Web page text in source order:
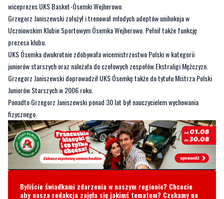
prezesa klubu.
UKS Ósemka dwukrotnie zdobywała wicemistrzostwo Polski w kategorii
juniorów starszych oraz należała do czołowych zespołów Ekstraligi Mężczyzn.
Grzegorz Janiszewski doprowadził UKS Ósemkę także do tytułu Mistrza Polski
Juniorów Starszych w 2006 roku.
Ponadto Grzegorz Janiszewski ponad 30 lat był nauczycielem wychowania
fizycznego.
Byliście świadkami zdarzenia w naszym regionie? Chcecie
aby nasza redakcja zajęła się jakimś tematem? Czekamy na
Wasze sygnały i informacje. Można kontaktować się z naszą
redakcja@nadmorski24.plDyżurujemy także pod numerem
telefonu729 715 670.